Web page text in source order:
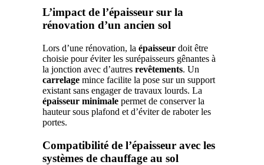
L’impact de l’épaisseur sur la
rénovation d’un ancien sol
Lors d’une rénovation, la épaisseur doit être
choisie pour éviter les surépaisseurs gênantes à
la jonction avec d’autres revêtements. Un
carrelage mince facilite la pose sur un support
existant sans engager de travaux lourds. La
épaisseur minimale permet de conserver la
hauteur sous plafond et d’éviter de raboter les
portes.
Compatibilité de l’épaisseur avec les
systèmes de chauffage au sol